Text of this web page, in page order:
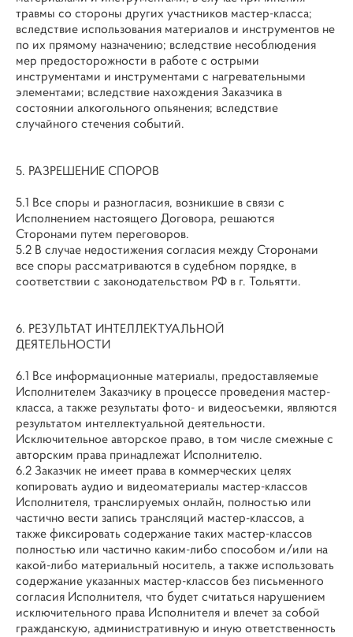
травмы со стороны других участников мастер-класса;
вследствие использования материалов и инструментов не
по их прямому назначению; вследствие несоблюдения
мер предосторожности в работе с острыми
инструментами и инструментами с нагревательными
элементами; вследствие нахождения Заказчика в
состоянии алкогольного опьянения; вследствие
случайного стечения событий.
5. РАЗРЕШЕНИЕ СПОРОВ
5.1 Все споры и разногласия, возникшие в связи с
Исполнением настоящего Договора, решаются
Сторонами путем переговоров.
5.2 В случае недостижения согласия между Сторонами
все споры рассматриваются в судебном порядке, в
соответствии с законодательством РФ в г. Тольятти.
6. РЕЗУЛЬТАТ ИНТЕЛЛЕКТУАЛЬНОЙ
ДЕЯТЕЛЬНОСТИ
6.1 Все информационные материалы, предоставляемые
Исполнителем Заказчику в процессе проведения мастер-
класса, а также результаты фото- и видеосъемки, являются
результатом интеллектуальной деятельности.
Исключительное авторское право, в том числе смежные с
авторским права принадлежат Исполнителю.
6.2 Заказчик не имеет права в коммерческих целях
копировать аудио и видеоматериалы мастер-классов
Исполнителя, транслируемых онлайн, полностью или
частично вести запись трансляций мастер-классов, а
также фиксировать содержание таких мастер-классов
полностью или частично каким-либо способом и/или на
какой-либо материальный носитель, а также использовать
содержание указанных мастер-классов без письменного
согласия Исполнителя, что будет считаться нарушением
исключительного права Исполнителя и влечет за собой
гражданскую, административную и иную ответственность